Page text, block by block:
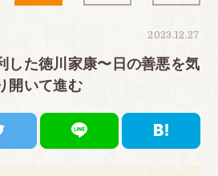
2023.12.27
した徳川家康〜日の善悪を気
開いて進む